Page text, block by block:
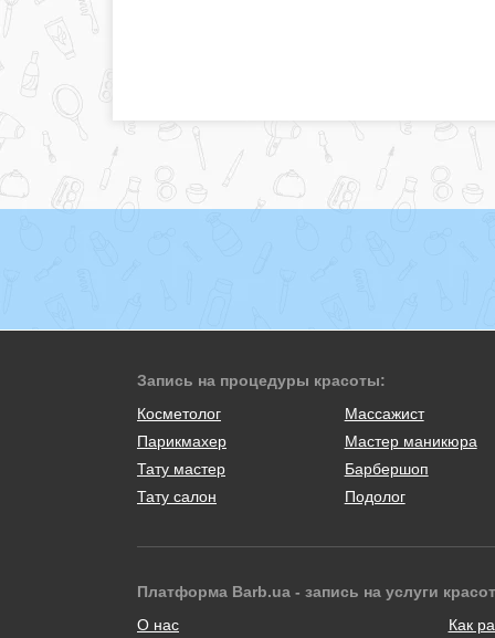
Запись на процедуры красоты:
Косметолог
Массажист
Парикмахер
Мастер маникюра
Тату мастер
Барбершоп
Тату салон
Подолог
Платформа Barb.ua - запись на услуги
О нас
Как